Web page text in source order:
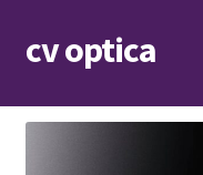
Skip
to
Skip
to
cv optica
Armazones de lentes